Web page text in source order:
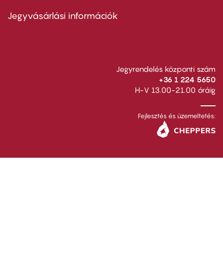
second
Jegyvásárlási információk
Jegyrendelés központi szám
+36 1 224 5650
H-V 13.00-21.00 óráig
Fejlesztés és üzemeltetés: